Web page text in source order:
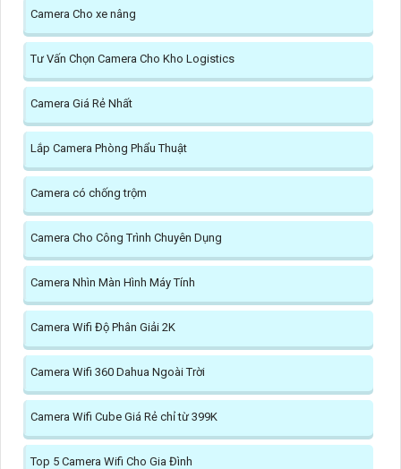
Camera Cho xe nâng
Tư Vấn Chọn Camera Cho Kho Logistics
Camera Giá Rẻ Nhất
Lắp Camera Phòng Phẩu Thuật
Camera có chống trộm
Camera Cho Công Trình Chuyên Dụng
Camera Nhìn Màn Hình Máy Tính
Camera Wifi Độ Phân Giải 2K
Camera Wifi 360 Dahua Ngoài Trời
Camera Wifi Cube Giá Rẻ chỉ từ 399K
Top 5 Camera Wifi Cho Gia Đình